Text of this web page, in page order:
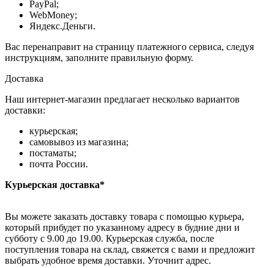
PayPal;
WebMoney;
Яндекс.Деньги.
Вас перенаправит на страницу платежного сервиса, следуя
инструкциям, заполните правильную форму.
Доставка
Наш интернет-магазин предлагает несколько вариантов
доставки:
курьерская;
самовывоз из магазина;
постаматы;
почта России.
Курьерская доставка*
Вы можете заказать доставку товара с помощью курьера,
который прибудет по указанному адресу в будние дни и
субботу с 9.00 до 19.00. Курьерская служба, после
поступления товара на склад, свяжется с вами и предложит
выбрать удобное время доставки. Уточнит адрес.